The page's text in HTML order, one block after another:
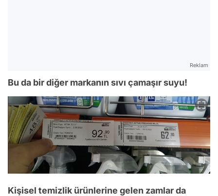
Reklam
Bu da bir diğer markanın sıvı çamaşır suyu!
Kişisel temizlik ürünlerine gelen zamlar da